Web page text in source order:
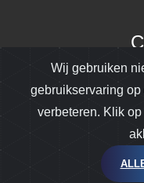
+32
© 2026 De
Wij gebruiken
gebruikservaring
verbeteren. Klik